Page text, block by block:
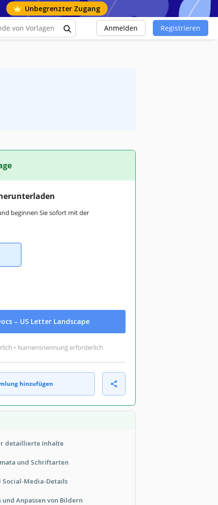
Unbegrenzter Zugang
Anmelden Registrieren
beginnen Sie sofort mit der
– US Letter Landscape
• Namensnennung erforderlich
hinzufügen
detaillierte Inhalte
und Schriftarten
Social-Media-Details
Anpassen von Bildern